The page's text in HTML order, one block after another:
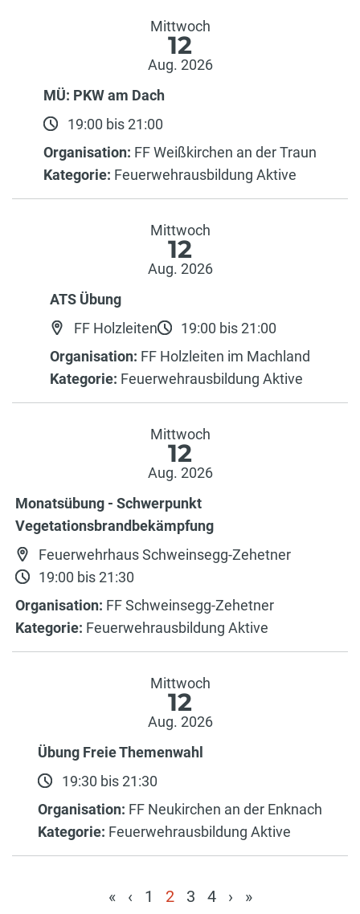
Mittwoch
12
Aug. 2026
MÜ: PKW am Dach
19:00 bis 21:00
Organisation: FF Weißkirchen an der Traun
Kategorie: Feuerwehrausbildung Aktive
Mittwoch
12
Aug. 2026
ATS Übung
FF Holzleiten
19:00 bis 21:00
Organisation: FF Holzleiten im Machland
Kategorie: Feuerwehrausbildung Aktive
Mittwoch
12
Aug. 2026
Monatsübung - Schwerpunkt
Vegetationsbrandbekämpfung
Feuerwehrhaus Schweinsegg-Zehetner
19:00 bis 21:30
Organisation: FF Schweinsegg-Zehetner
Kategorie: Feuerwehrausbildung Aktive
Mittwoch
12
Aug. 2026
Übung Freie Themenwahl
19:30 bis 21:30
Organisation: FF Neukirchen an der Enknach
Kategorie: Feuerwehrausbildung Aktive
« ‹ 1 2 3 4 › »